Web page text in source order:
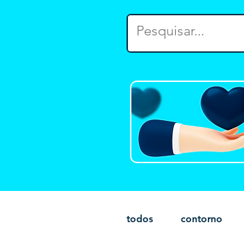
todos contorno